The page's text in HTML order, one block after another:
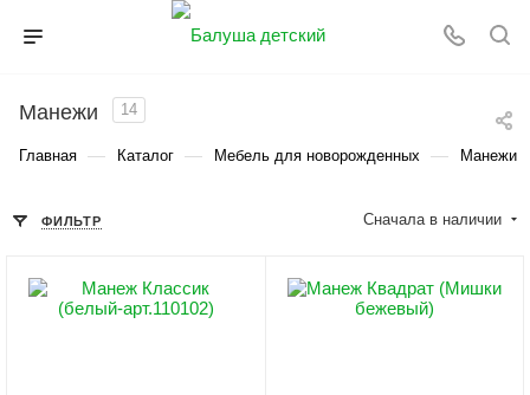
Манежи 14
Главная — Каталог — Мебель для новорожденных — Манежи
ФИЛЬТР Сначала в наличии